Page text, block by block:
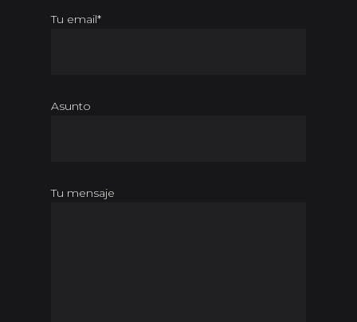
Tu email*
Asunto
Tu mensaje